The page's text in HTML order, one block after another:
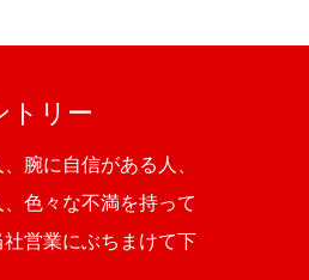
トリー
腕に自信がある人、
色々な不満を持って
営業にぶちまけて下